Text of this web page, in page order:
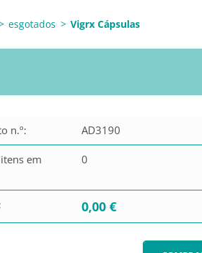
esgotados > Vigrx Cápsulas
n.º: AD3190
em
0
0,00 €